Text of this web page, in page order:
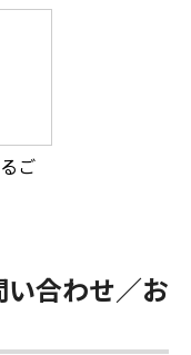
ご
合わせ／お